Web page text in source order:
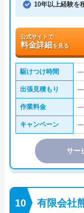
10年以上経験を
公式サイトで
料金詳細を見る
駆けつけ時間 ―
出張見積もり ―
作業料金 ―
キャンペーン ―
サー
有限会社